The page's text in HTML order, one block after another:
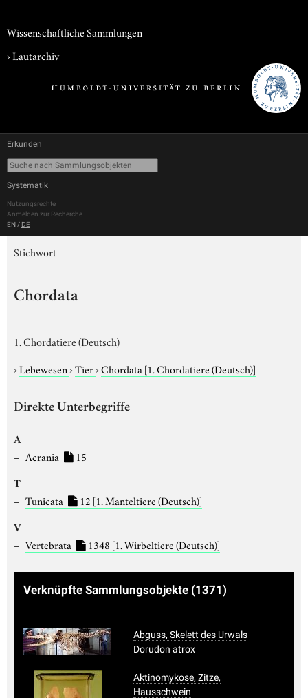
Wissenschaftliche Sammlungen
›Lautarchiv
Erkunden
Systematik
Nutzungsrechte
Anmelden zur Recherche
EN / DE
Stichwort
Chordata
1. Chordatiere (Deutsch)
›Lebewesen›Tier›Chordata [1. Chordatiere (Deutsch)]
Direkte Unterbegriffe
A
Acrania 15
T
Tunicata 12 [1. Manteltiere (Deutsch)]
V
Vertebrata 1348 [1. Wirbeltiere (Deutsch)]
Verknüpfte Sammlungsobjekte (1371)
Abguss, Skelett des Urwals
Dorudon atrox
Aktinomykose, Zitze,
Hausschwein